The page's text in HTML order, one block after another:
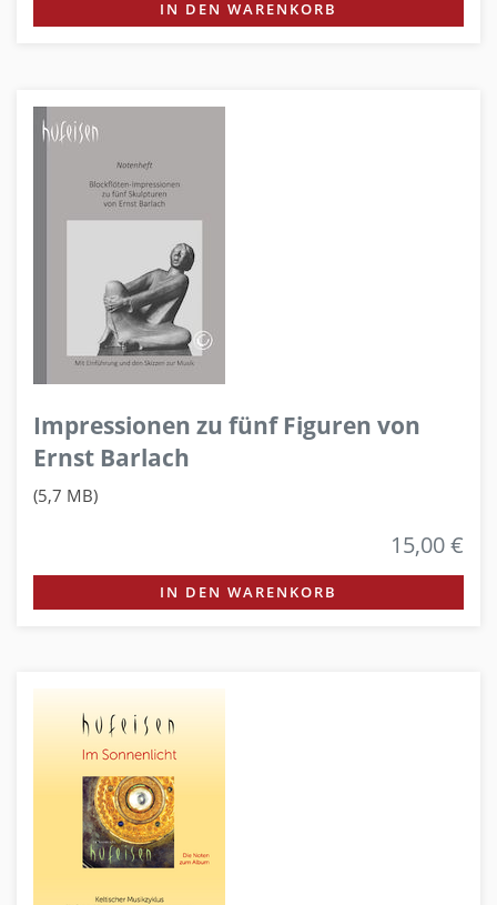
IN DEN WARENKORB
Impressionen zu fünf Figuren von
Ernst Barlach
(5,7 MB)
15,00 €
IN DEN WARENKORB